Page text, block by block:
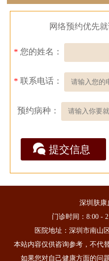
网络预约优先
* 您的姓名：
* 联系电话：
预约病种：
提交信息
深圳肤康
门诊时间：8:00 -
医院地址：深圳市南山
本站内容仅供咨询参考，不代
如果您对自己健康方面的问